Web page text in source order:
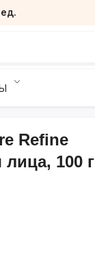
Refine
100 г